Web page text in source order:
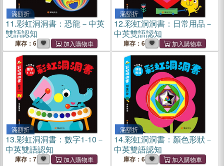
滿額折
11.彩虹洞洞書：恐龍－中英
雙語認知
庫存：6
滿額折
12.彩虹洞洞書：日常用品－
中英雙語認知
庫存：6
滿額折
13.彩虹洞洞書：數字1-10－
中英雙語認知
庫存：7
滿額折
14.彩虹洞洞書：顏色形狀－
中英雙語認知
庫存：6